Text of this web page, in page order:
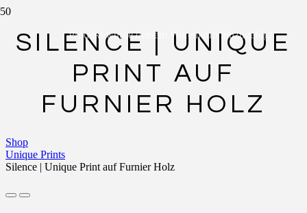
Produkt wurde deinem Warenkorb hinzugefügt.
SILENCE | UNIQUE
PRINT AUF
FURNIER HOLZ
Shop
Unique Prints
Silence | Unique Print auf Furnier Holz